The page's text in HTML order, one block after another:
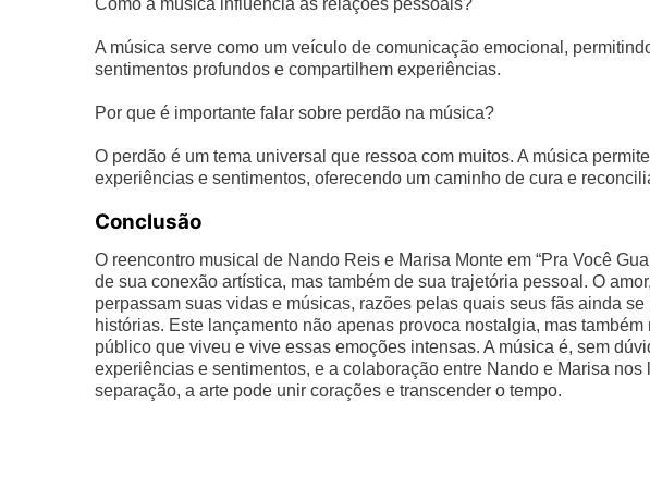
Como a música influência as relações pessoais?
A música serve como um veículo de comunicação emocional,
sentimentos profundos e compartilhem experiências.
Por que é importante falar sobre perdão na música?
O perdão é um tema universal que ressoa com muitos. A música
experiências e sentimentos, oferecendo um caminho de cura e
Conclusão
O reencontro musical de Nando Reis e Marisa Monte em “Pra Você
de sua conexão artística, mas também de sua trajetória pessoal. O
perpassam suas vidas e músicas, razões pelas quais seus fãs ainda
histórias. Este lançamento não apenas provoca nostalgia, mas
público que viveu e vive essas emoções intensas. A música é, sem
experiências e sentimentos, e a colaboração entre Nando e Marisa
separação, a arte pode unir corações e transcender o tempo.